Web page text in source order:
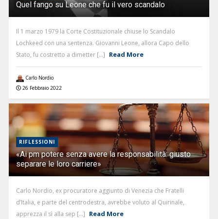
Quel fango su Leone che fu il vero scandalo
Il 1 marzo 1979 la Corte Costituzionale chiuse lo Scandalo
Lochkeed con una sentenza. Giovanni Leone, allora Capo dello
Stato, fu costretto a dimetter [...] Read More
Carlo Nordio
26 Febbraio 2022
RIFLESSIONI
«Ai pm potere senza avere la responsabilità: giusto
separare le loro carriere»
Carlo Nordio, ex procuratore aggiunto di Venezia che Fratelli
d’Italia, e parte del centrodestra, avrebbe voluto al Quirinale,
apprezza il sì alla sep [...] Read More